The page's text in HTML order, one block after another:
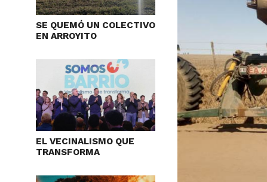
SE QUEMÓ UN COLECTIVO
EN ARROYITO
EL VECINALISMO QUE
TRANSFORMA